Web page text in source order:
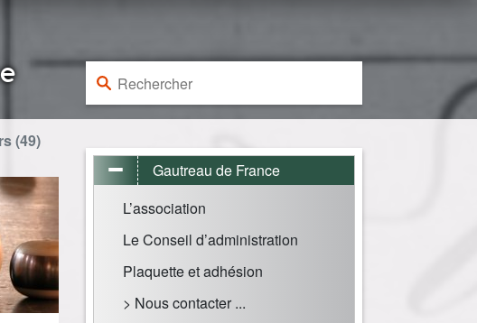
Rechercher :
(49)
Gautreau de France
L’association
Le Conseil d’administration
Plaquette et adhésion
> Nous contacter ...